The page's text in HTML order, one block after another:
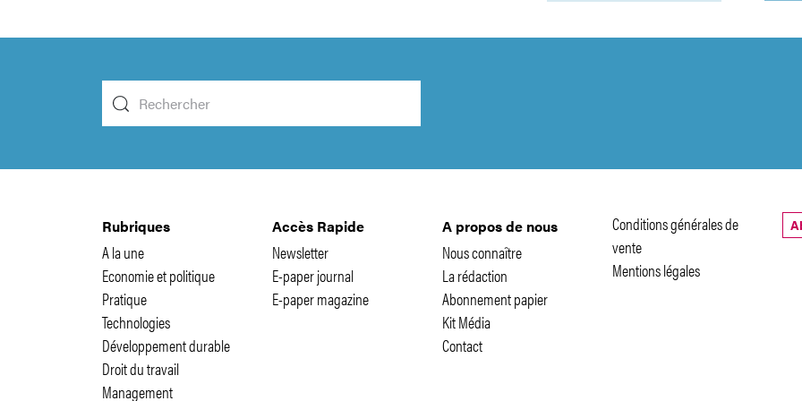
Rubriques
A la une
Economie et politique
Pratique
Technologies
Développement durable
Droit du travail
Management
Accès Rapide
Newsletter
E-paper journal
E-paper magazine
A propos de nous
Nous connaître
La rédaction
Abonnement papier
Kit Média
Contact
Conditions générales de
vente
Mentions légales